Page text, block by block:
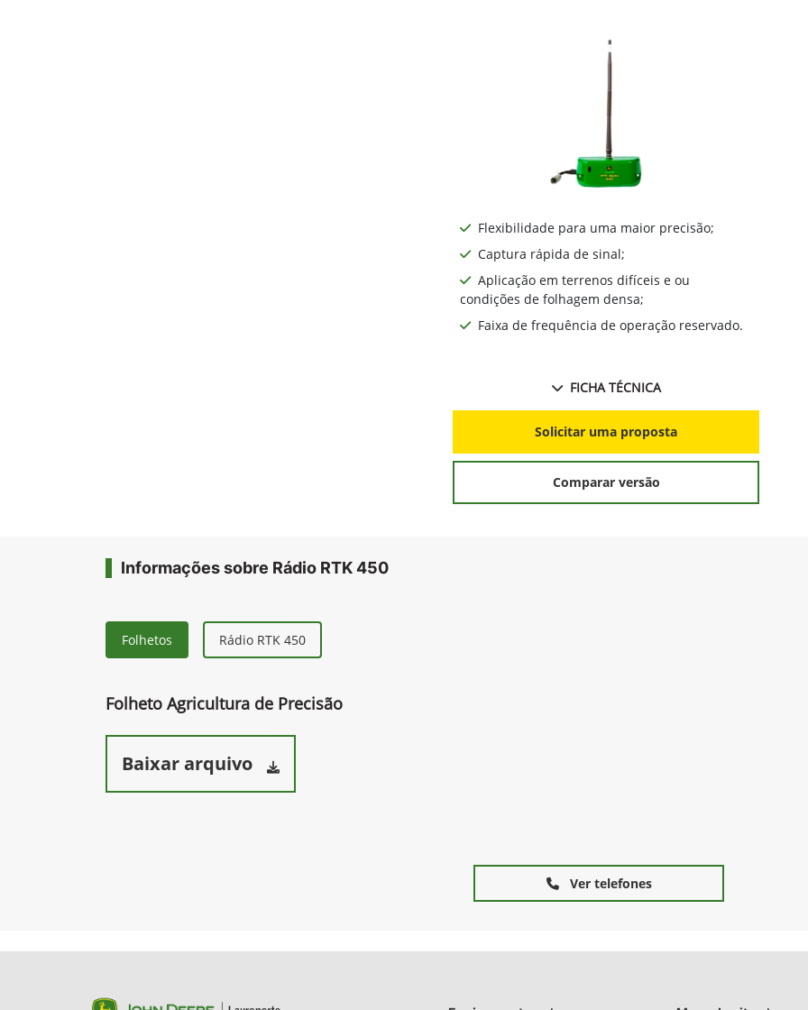
Flexibilidade para uma maior precisão;
Captura rápida de sinal;
Aplicação em terrenos difíceis e ou
condições de folhagem densa;
Faixa de frequência de operação reservado.
FICHA TÉCNICA
Solicitar uma proposta
Comparar versão
Informações sobre Rádio RTK 450
Folhetos Rádio RTK 450
Folheto Agricultura de Precisão
Baixar arquivo
Ver telefones